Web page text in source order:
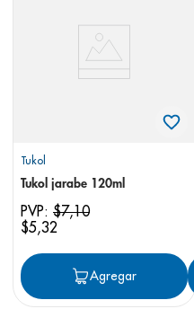
Tukol
Tukol jarabe 120ml
PVP: $7,10
$5,32
Agregar
pediasure
desodorante